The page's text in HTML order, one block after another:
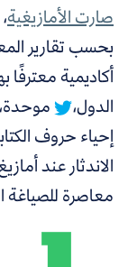
صارت الأمازيغية،
بحسب تقارير
أكاديمية
الدول،
موحدة،
إحياء حروف
الاندثار عند
معاصرة للصياغة